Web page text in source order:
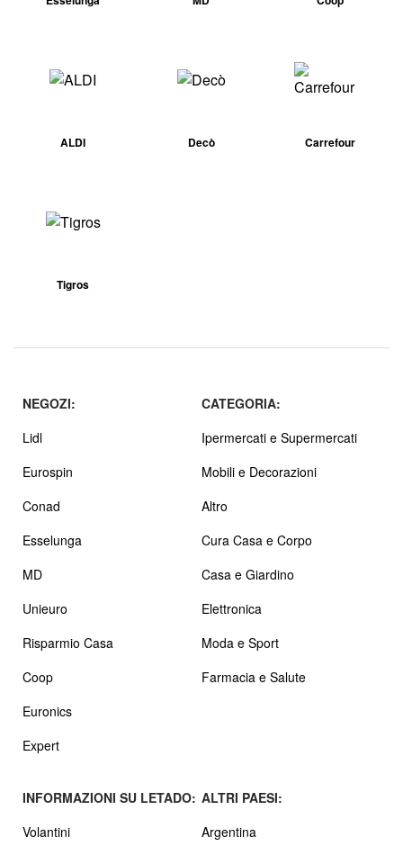
ALDI Decò Carrefour
Tigros
NEGOZI:
Lidl
Eurospin
Conad
Esselunga
MD
Unieuro
Risparmio Casa
Coop
Euronics
Expert
CATEGORIA:
Ipermercati e Supermercati
Mobili e Decorazioni
Altro
Cura Casa e Corpo
Casa e Giardino
Elettronica
Moda e Sport
Farmacia e Salute
INFORMAZIONI SU LETADO:
Volantini
ALTRI PAESI:
Argentina